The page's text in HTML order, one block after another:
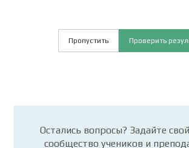
Пропустить Проверить
Остались вопросы? Задайте
сообщество учеников и